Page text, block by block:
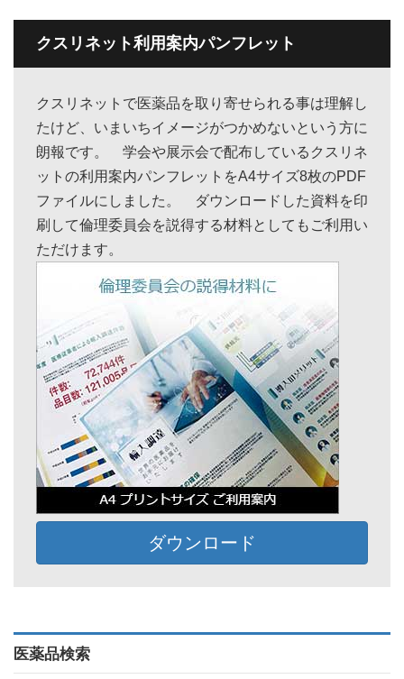
クスリネット利用案内パンフレット
クスリネットで医薬品を取り寄せられる事は理解し
たけど、いまいちイメージがつかめないという方に
朗報です。 学会や展示会で配布しているクスリネ
ットの利用案内パンフレットをA4サイズ8枚のPDF
ファイルにしました。 ダウンロードした資料を印
刷して倫理委員会を説得する材料としてもご利用い
ただけます。
ダウンロード
医薬品検索